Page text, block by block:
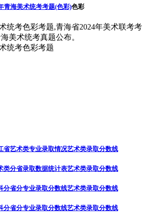
青海美术统考考题(色彩)色彩
统考色彩考题,青海省2024年美术联考考
美术统考真题公布。
省艺术类专业录取情况艺术类录取分数线
类分省录取数据统计表艺术类录取分数线
分省分专业录取分数线艺术类录取分数线
分省分专业录取分数线艺术类录取分数线